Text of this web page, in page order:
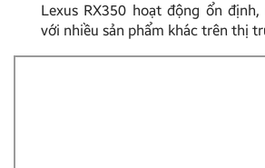
Lexus RX350 hoạt động ổn
với nhiều sản phẩm khác trên thị